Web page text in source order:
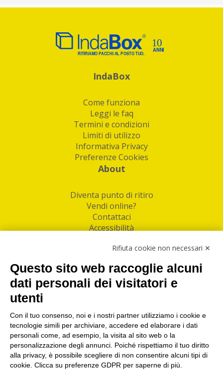
IndaBox
Come funziona
Leggi le faq
Termini e condizioni
Limiti di utilizzo
Informativa Privacy
Preferenze Cookies
About
Diventa punto di ritiro
Vendi online?
Contattaci
Accessibilità
Facebook
Linkedin
I nostri punti di ritiro e spedizione pacchi nelle
maggiori città italiane
Torino|Milano|Roma|Bologna|Firenze| Genova
Napoli|Varese
Rifiuta cookie non necessari ✕
Questo sito web raccoglie alcuni
dati personali dei visitatori e
utenti
Con il tuo consenso, noi e i nostri partner utilizziamo i cookie e
tecnologie simili per archiviare, accedere ed elaborare i dati
personali come, ad esempio, la visita al sito web o la
personalizzazione degli annunci. Poiché rispettiamo il tuo diritto
alla privacy, è possibile scegliere di non consentire alcuni tipi di
cookie. Clicca su preferenze GDPR per saperne di più.